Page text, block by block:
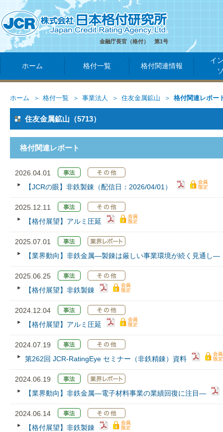
金融庁長官（格付） 第1号
ホーム 格付一覧 格付関連情報
イ
ホーム 格付一覧 事業法人 住友金属鉱山 格付関連レポー
住友金属鉱山（5713）
格付関連レポート
2026.04.01
【JCRの眼】非鉄製錬（配信日：2026/04/01）
2025.12.11
【格付展望】アルミ圧延
2025.07.01
【業界動向】非鉄金属―製錬は厳しい事業環境が続く見通し―
2025.06.25
【格付展望】非鉄製錬
2024.12.04
【格付展望】アルミ圧延
2024.07.19
第262回 JCR‐RatingEye セミナー（非鉄精錬）資料
2024.06.19
【業界動向】非鉄金属―電子材料事業の業績回復に注目―
2024.06.14
【格付展望】非鉄製錬